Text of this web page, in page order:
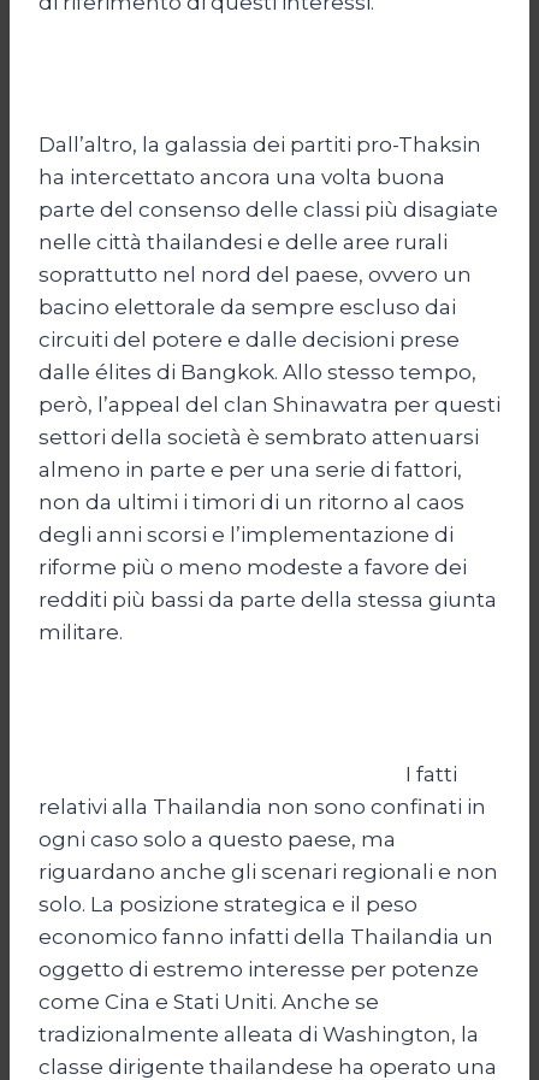
Dall’altro, la galassia dei partiti pro-Thaksin
ha intercettato ancora una volta buona
parte del consenso delle classi più disagiate
nelle città thailandesi e delle aree rurali
soprattutto nel nord del paese, ovvero un
bacino elettorale da sempre escluso dai
circuiti del potere e dalle decisioni prese
dalle élites di Bangkok. Allo stesso tempo,
però, l’appeal del clan Shinawatra per questi
settori della società è sembrato attenuarsi
almeno in parte e per una serie di fattori,
non da ultimi i timori di un ritorno al caos
degli anni scorsi e l’implementazione di
riforme più o meno modeste a favore dei
redditi più bassi da parte della stessa giunta
militare.
I fatti
relativi alla Thailandia non sono confinati in
ogni caso solo a questo paese, ma
riguardano anche gli scenari regionali e non
solo. La posizione strategica e il peso
economico fanno infatti della Thailandia un
oggetto di estremo interesse per potenze
come Cina e Stati Uniti. Anche se
tradizionalmente alleata di Washington, la
classe dirigente thailandese ha operato una